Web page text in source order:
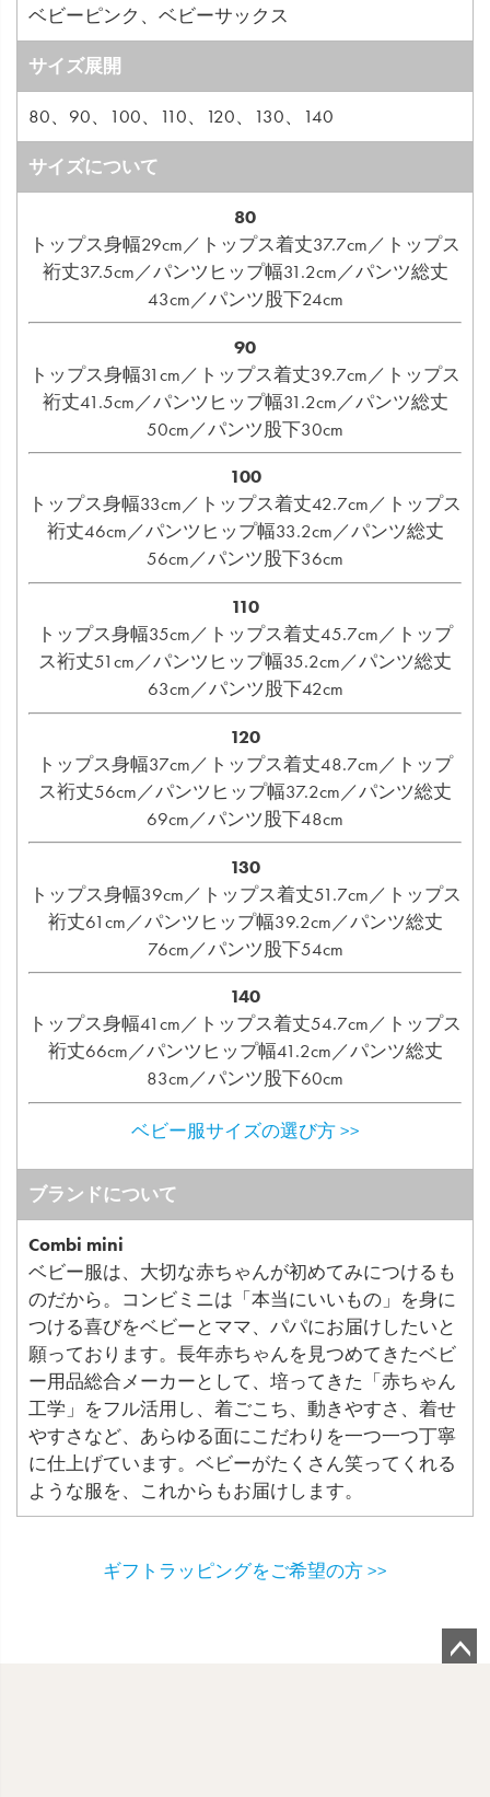
ベビーピンク、ベビーサックス
サイズ展開
80、90、100、110、120、130、140
サイズについて
80
トップス身幅29cm／トップス着丈37.7cm／トップス
裄丈37.5cm／パンツヒップ幅31.2cm／パンツ総丈
43cm／パンツ股下24cm
90
トップス身幅31cm／トップス着丈39.7cm／トップス
裄丈41.5cm／パンツヒップ幅31.2cm／パンツ総丈
50cm／パンツ股下30cm
100
トップス身幅33cm／トップス着丈42.7cm／トップス
裄丈46cm／パンツヒップ幅33.2cm／パンツ総丈
56cm／パンツ股下36cm
110
トップス身幅35cm／トップス着丈45.7cm／トップ
ス裄丈51cm／パンツヒップ幅35.2cm／パンツ総丈
63cm／パンツ股下42cm
120
トップス身幅37cm／トップス着丈48.7cm／トップ
ス裄丈56cm／パンツヒップ幅37.2cm／パンツ総丈
69cm／パンツ股下48cm
130
トップス身幅39cm／トップス着丈51.7cm／トップス
裄丈61cm／パンツヒップ幅39.2cm／パンツ総丈
76cm／パンツ股下54cm
140
トップス身幅41cm／トップス着丈54.7cm／トップス
裄丈66cm／パンツヒップ幅41.2cm／パンツ総丈
83cm／パンツ股下60cm
ベビー服サイズの選び方 >>
ブランドについて
Combi mini
ベビー服は、大切な赤ちゃんが初めてみにつけるも
のだから。コンビミニは「本当にいいもの」を身に
つける喜びをベビーとママ、パパにお届けしたいと
願っております。長年赤ちゃんを見つめてきたベビ
ー用品総合メーカーとして、培ってきた「赤ちゃん
工学」をフル活用し、着ごこち、動きやすさ、着せ
やすさなど、あらゆる面にこだわりを一つ一つ丁寧
に仕上げています。ベビーがたくさん笑ってくれる
ような服を、これからもお届けします。
ギフトラッピングをご希望の方 >>